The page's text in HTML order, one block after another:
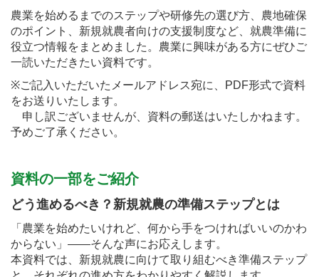
農業を始めるまでのステップや研修先の選び方、農地確保
のポイント、新規就農者向けの支援制度など、就農準備に
役立つ情報をまとめました。農業に興味がある方にぜひご
一読いただきたい資料です。
※ご記入いただいたメールアドレス宛に、PDF形式で資料
をお送りいたします。
申し訳ございませんが、資料の郵送はいたしかねます。
予めご了承ください。
資料の一部をご紹介
どう進めるべき？新規就農の準備ステップとは
「農業を始めたいけれど、何から手をつければいいのかわ
からない」――そんな声にお応えします。
本資料では、新規就農に向けて取り組むべき準備ステップ